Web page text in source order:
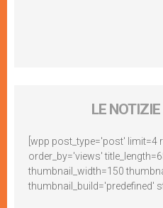
LE
[wpp post_type='post' limit=4
order_by='views'
thumbnail_width=150
thumbnail_build='predefined'